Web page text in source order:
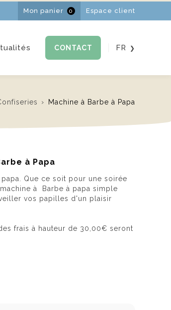
Mon panier 0 Espace client
CONTACT FR
Machine à Barbe à Papa
à Papa
Que ce soit pour une soirée
à Barbe à papa simple
vos papilles d'un plaisir
frais à hauteur de 30,00€ seront